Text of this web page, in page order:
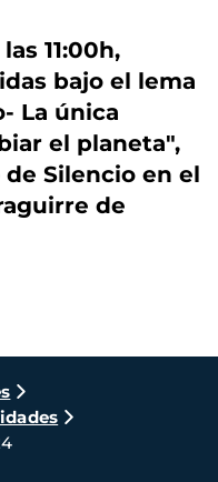
11:00h,
bajo el lema
La única
el planeta",
Silencio en el
de